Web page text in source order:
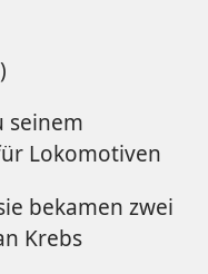
seinem
Lokomotiven
bekamen zwei
Krebs